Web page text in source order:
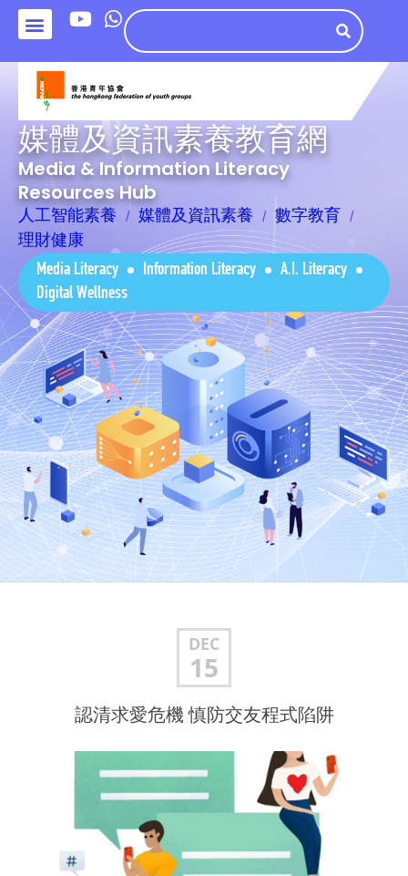
媒體及資訊素養教育網
Media & Information Literacy
Resources Hub
人工智能素養 媒體及資訊素養
數字教育
理財健康
Media Literacy Information Literacy
A.I. Literacy
Digital Wellness
DEC
15
認清求愛危機 慎防交友程式陷阱